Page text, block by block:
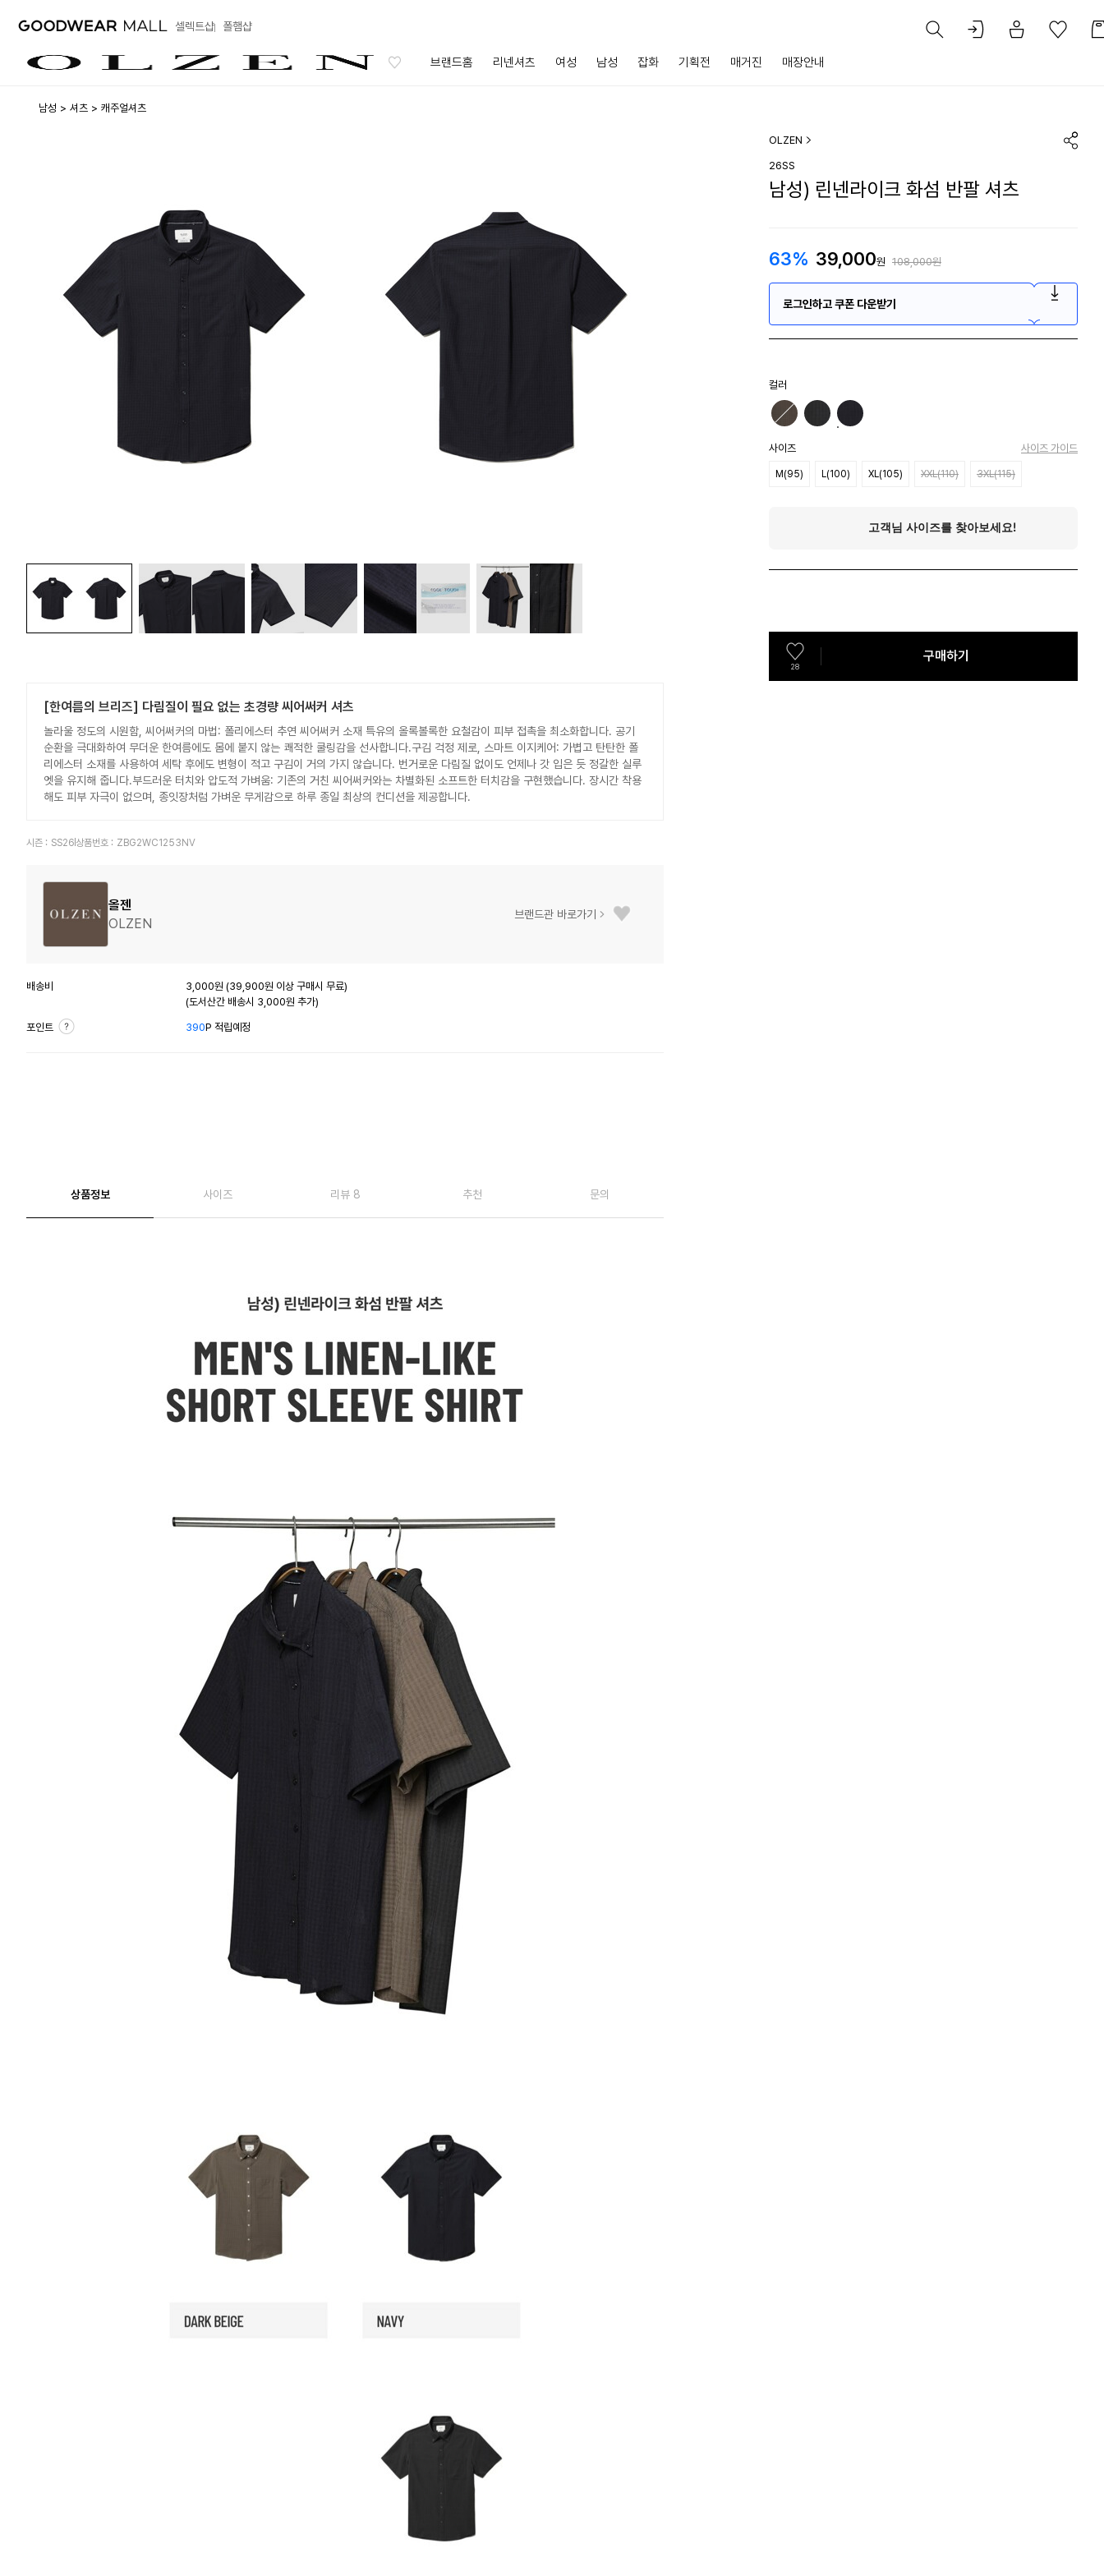
셀렉트샵 폴햄샵
브랜드홈 리넨셔츠 여성 남성 잡화 기획전 매거진 매장안내
남성 셔츠 캐주얼셔츠
[한여름의 브리즈] 다림질이 필요 없는 초경량 씨어써커 셔츠
놀라울 정도의 시원함, 씨어써커의 마법: 폴리에스터 추연 씨어써커 소재 특유의 올록볼록한 요철감이 피부 접촉을 최소화합니다. 공기
순환을 극대화하여 무더운 한여름에도 몸에 붙지 않는 쾌적한 쿨링감을 선사합니다.구김 걱정 제로, 스마트 이지케어: 가볍고 탄탄한 폴
리에스터 소재를 사용하여 세탁 후에도 변형이 적고 구김이 거의 가지 않습니다. 번거로운 다림질 없이도 언제나 갓 입은 듯 정갈한 실루
엣을 유지해 줍니다.부드러운 터치와 압도적 가벼움: 기존의 거친 씨어써커와는 차별화된 소프트한 터치감을 구현했습니다. 장시간 착용
해도 피부 자극이 없으며, 종잇장처럼 가벼운 무게감으로 하루 종일 최상의 컨디션을 제공합니다.
시즌 : SS26 상품번호 : ZBG2WC1253NV
올젠
OLZEN
브랜드관 바로가기
배송비
3,000원 (39,900원 이상 구매시 무료)
(도서산간 배송시 3,000원 추가)
포인트 390P 적립예정
상품정보 사이즈 리뷰 8 추천 문의
OLZEN
26SS
남성) 린넨라이크 화섬 반팔 셔츠
63% 39,000원 108,000원
로그인하고 쿠폰 다운받기
컬러
사이즈 사이즈 가이드
M(95) L(100) XL(105) XXL(110) 3XL(115)
28
구매하기